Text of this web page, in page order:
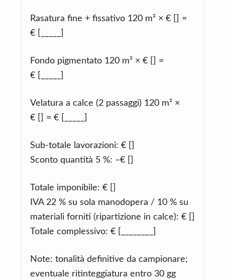
Rasatura fine + fissativo 120 m² × € [] =
€ [_____]
Fondo pigmentato 120 m² × € [] =
€ [_____]
Velatura a calce (2 passaggi) 120 m² ×
€ [] = € [_____]
Sub‑totale lavorazioni: € []
Sconto quantità 5 %: –€ []
Totale imponibile: € []
IVA 22 % su sola manodopera / 10 % su
materiali forniti (ripartizione in calce): € []
Totale complessivo: € [________]
Note: tonalità definitive da campionare;
eventuale ritinteggiatura entro 30 gg